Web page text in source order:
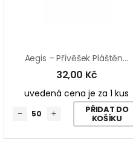
Aegis – Přívěšek Pláštěnka
32,00 Kč
uvedená cena je za 1 kus
PŘIDAT DO
KOŠÍKU